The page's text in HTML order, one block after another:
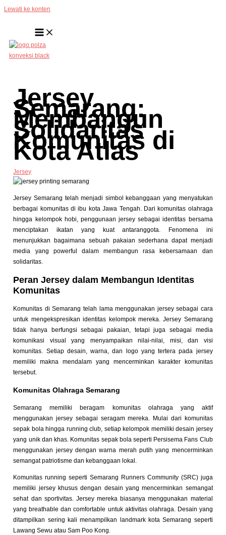
Lewati ke konten
Jersey
Semarang:
Membangun
Solidaritas
Komunitas di
Kota Atlas
Jersey
Jersey Semarang telah menjadi simbol kebanggaan yang menyatukan
berbagai komunitas di ibu kota Jawa Tengah. Dari komunitas olahraga
hingga kelompok hobi, penggunaan jersey sebagai identitas bersama
menciptakan ikatan yang kuat antaranggota. Fenomena ini
menunjukkan bagaimana sebuah pakaian sederhana dapat menjadi
media yang powerful dalam membangun rasa kebersamaan dan
solidaritas.
Peran Jersey dalam Membangun Identitas
Komunitas
Komunitas di Semarang telah lama menggunakan jersey sebagai cara
untuk mengekspresikan identitas kelompok mereka. Jersey Semarang
tidak hanya berfungsi sebagai pakaian, tetapi juga sebagai media
komunikasi visual yang menyampaikan nilai-nilai, misi, dan visi
komunitas. Setiap desain, warna, dan logo yang tertera pada jersey
memiliki makna mendalam yang mencerminkan karakter komunitas
tersebut.
Komunitas Olahraga Semarang
Semarang memiliki beragam komunitas olahraga yang aktif
menggunakan jersey sebagai seragam mereka. Mulai dari komunitas
sepak bola hingga running club, setiap kelompok memiliki desain jersey
yang unik dan khas. Komunitas sepak bola seperti Persisema Fans Club
menggunakan jersey dengan warna merah putih yang mencerminkan
semangat patriotisme dan kebanggaan lokal.
Komunitas running seperti Semarang Runners Community (SRC) juga
memiliki jersey khusus dengan desain yang mencerminkan semangat
sehat dan sportivitas. Jersey mereka biasanya menggunakan material
yang breathable dan comfortable untuk aktivitas olahraga. Desain yang
ditampilkan sering kali menampilkan landmark kota Semarang seperti
Lawang Sewu atau Sam Poo Kong.